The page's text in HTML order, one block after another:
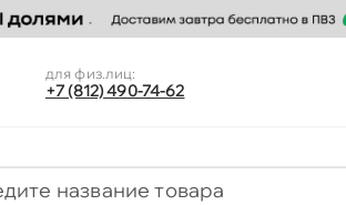
для физ.лиц:
+7 (812) 490-74-62